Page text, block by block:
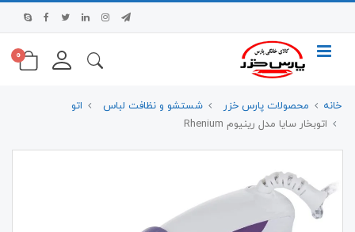
0
خانه محصولات پارس خزر شستشو و نظافت لباس
اتو
اتوبخار سایا مدل رینیوم Rhenium